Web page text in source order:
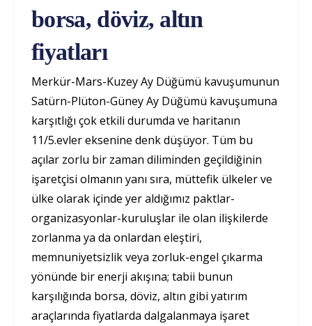
borsa, döviz, altın
fiyatları
Merkür-Mars-Kuzey Ay Düğümü kavuşumunun
Satürn-Plüton-Güney Ay Düğümü kavuşumuna
karşıtlığı çok etkili durumda ve haritanın
11/5.evler eksenine denk düşüyor. Tüm bu
açılar zorlu bir zaman diliminden geçildiğinin
işaretçisi olmanın yanı sıra, müttefik ülkeler ve
ülke olarak içinde yer aldığımız paktlar-
organizasyonlar-kuruluşlar ile olan ilişkilerde
zorlanma ya da onlardan eleştiri,
memnuniyetsizlik veya zorluk-engel çıkarma
yönünde bir enerji akışına; tabii bunun
karşılığında borsa, döviz, altın gibi yatırım
araçlarında fiyatlarda dalgalanmaya işaret